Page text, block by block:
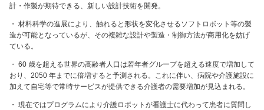
計・作製が期待できる、新しい設計技術を開発。
・ 材料科学の進展により、触れると形状を変化させるソフトロボット等の製
造が可能となっているが、その複雑な設計や製造・制御方法が商用化を妨げ
ている。
・ 60 歳を超える世界の高齢者人口は若年者グループを超える速度で増加して
おり、2050 年までに倍増すると予測される。これに伴い、病院や介護施設に
加えて自宅等で常時サービスが提供できる介護者の需要増加が見込まれる。
・ 現在ではプログラムにより介護ロボットが看護士に代わって患者に質問し